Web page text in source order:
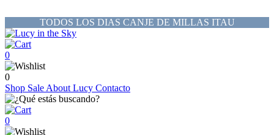
TODOS LOS DIAS CANJE DE MILLAS ITAU
0
0
Shop Sale About Lucy Contacto
0